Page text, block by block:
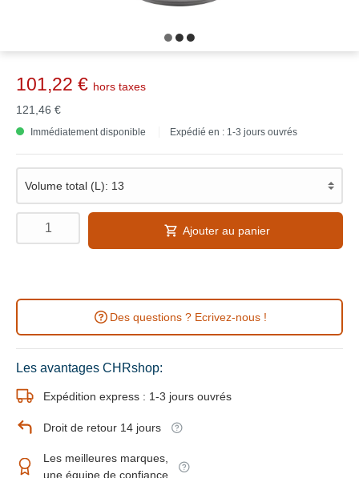
101,22 € hors taxes
121,46 €
Immédiatement disponible Expédié en : 1-3 jours ouvrés
Ajouter au panier
Des questions ? Ecrivez-nous !
Les avantages CHRshop:
Expédition express : 1-3 jours ouvrés
Droit de retour 14 jours
Les meilleures marques,
une équipe de confiance